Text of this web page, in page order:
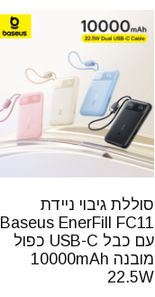
סוללת גיבוי ניידת
Baseus EnerFill FC11
עם כבל USB-C כפול
מובנה 10000mAh
22.5W